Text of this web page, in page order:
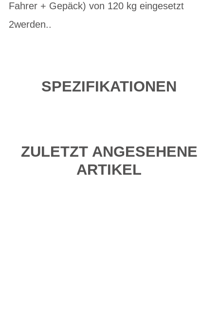
Fahrer + Gepäck) von 120 kg eingesetzt
2werden..
SPEZIFIKATIONEN
ZULETZT ANGESEHENE
ARTIKEL